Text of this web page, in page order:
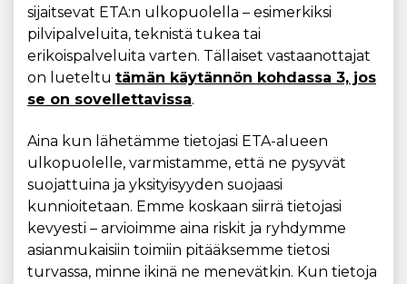
sijaitsevat ETA:n ulkopuolella – esimerkiksi
pilvipalveluita, teknistä tukea tai
erikoispalveluita varten. Tällaiset vastaanottajat
on lueteltu tämän käytännön kohdassa 3, jos
se on sovellettavissa.
Aina kun lähetämme tietojasi ETA-alueen
ulkopuolelle, varmistamme, että ne pysyvät
suojattuina ja yksityisyyden suojaasi
kunnioitetaan. Emme koskaan siirrä tietojasi
kevyesti – arvioimme aina riskit ja ryhdymme
asianmukaisiin toimiin pitääksemme tietosi
turvassa, minne ikinä ne menevätkin. Kun tietoja